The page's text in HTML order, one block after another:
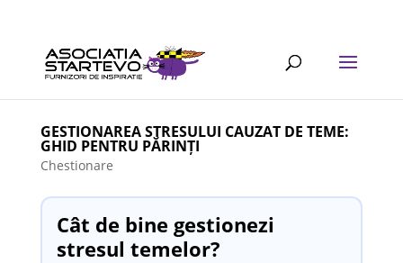
GESTIONAREA STRESULUI CAUZAT DE TEME:
GHID PENTRU PĂRINȚI
Chestionare
Cât de bine gestionezi
stresul temelor?